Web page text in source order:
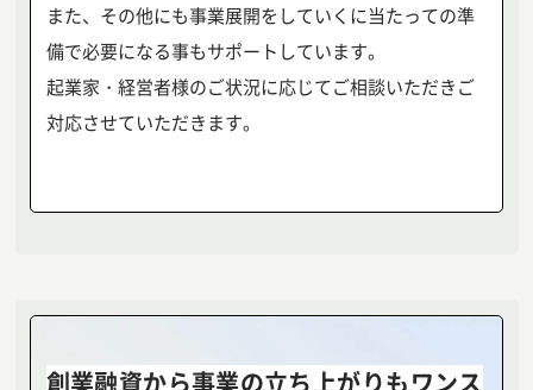
また、その他にも事業展開をしていくに当たっての準
備で必要になる事もサポートしています。
起業家・経営者様のご状況に応じてご相談いただきご
対応させていただきます。
創業融資から事業の立ち上がりもワンス